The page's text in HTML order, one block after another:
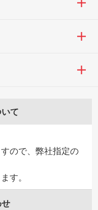
て
ので、弊社指定の
す。